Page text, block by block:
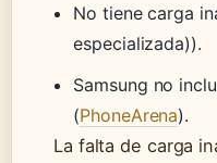
No tiene carga
especializada)).
Samsung no
(PhoneArena).
La falta de carga